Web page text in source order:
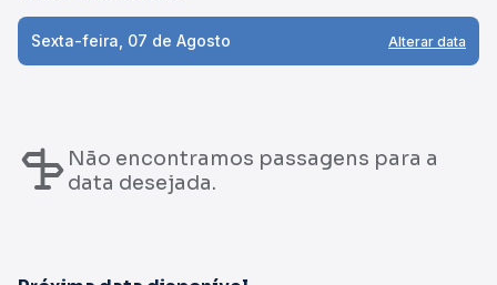
Sexta-feira, 07 de Agosto Alterar data
Não encontramos passagens para a
data desejada.